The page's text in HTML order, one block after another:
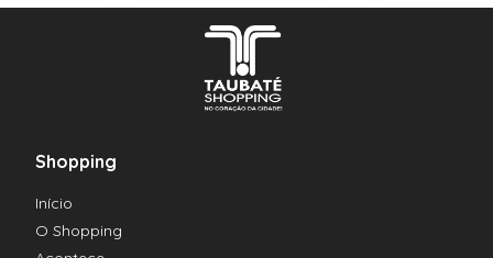
Shopping
Início
O Shopping